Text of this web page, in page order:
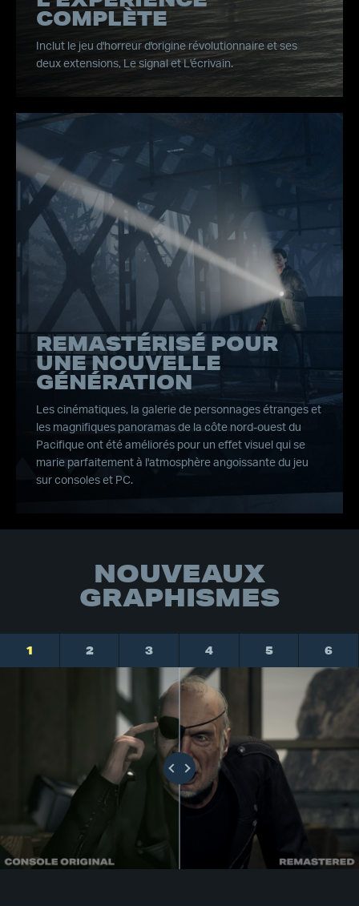
COMPLÈTE
Inclut le jeu d'horreur d'origine révolutionnaire et ses
deux extensions, Le signal et L'écrivain.
REMASTÉRISÉ POUR
UNE NOUVELLE
GÉNÉRATION
Les cinématiques, la galerie de personnages étranges et
les magnifiques panoramas de la côte nord-ouest du
Pacifique ont été améliorés pour un effet visuel qui se
marie parfaitement à l'atmosphère angoissante du jeu
sur consoles et PC.
NOUVEAUX
GRAPHISMES
1 2 3 4 5 6